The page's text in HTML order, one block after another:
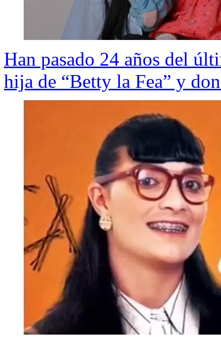
Han pasado 24 años del
hija de “Betty la Fea” y